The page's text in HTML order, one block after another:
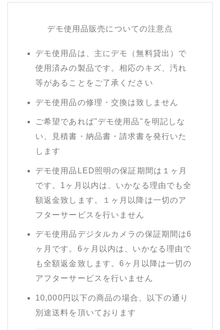
デモ使用品販売についての注意点
デモ使用品は、主にデモ（無料貸出）で
使用済みの製品です。相応のキズ、汚れ
等があることをご了承ください
デモ使用品の修理・交換は致しません
ご希望であれば"デモ使用品"を明記しな
い、見積書・納品書・請求書を発行いた
します
デモ使用品LED照明の保証期間は１ヶ月
です。1ヶ月以内は、いかなる理由でも全
額返金致します。１ヶ月以降は一切のア
フターサービスを行いません
デモ使用品デジタルカメラの保証期間は6
ヶ月です。6ヶ月以内は、いかなる理由で
も全額返金致します。6ヶ月以降は一切の
アフターサービスを行いません
10,000円以下の商品の場合、以下の通り
別途送料を頂いております